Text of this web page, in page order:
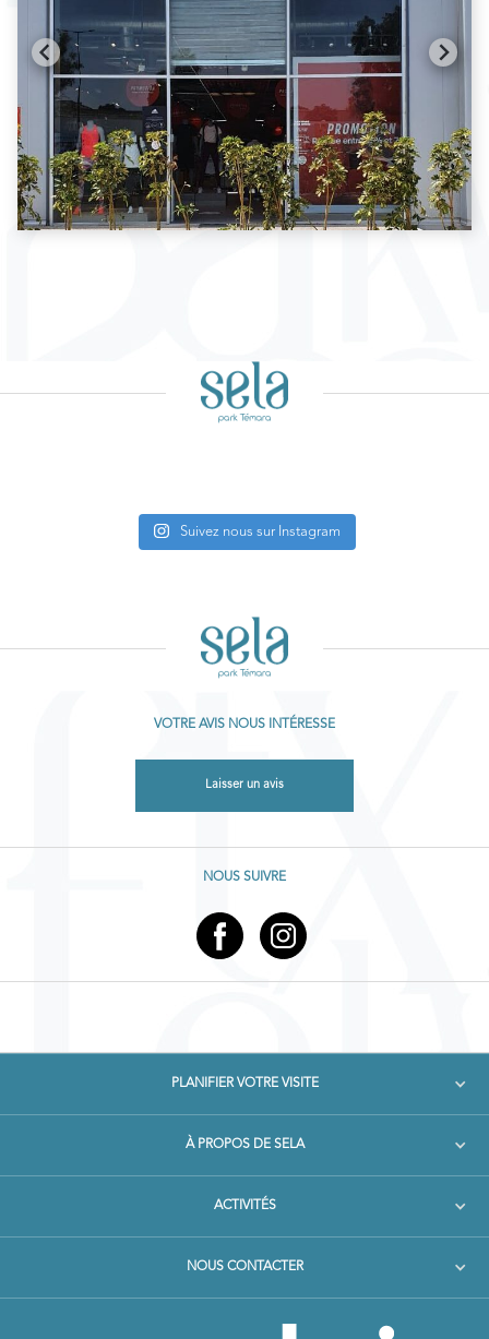
Suivez nous sur Instagram
VOTRE AVIS NOUS INTÉRESSE
Laisser un avis
NOUS SUIVRE
PLANIFIER VOTRE VISITE
À PROPOS DE SELA
ACTIVITÉS
NOUS CONTACTER